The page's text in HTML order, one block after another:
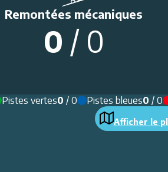
Remontées mécaniques
0 / 0
Pistes vertes0 / 0 Pistes bleues0 / 0
Afficher le